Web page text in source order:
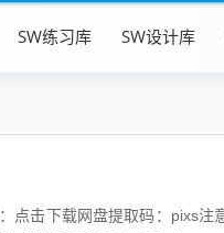
SW练习库 SW设计库
点击下载网盘提取码：pixs注